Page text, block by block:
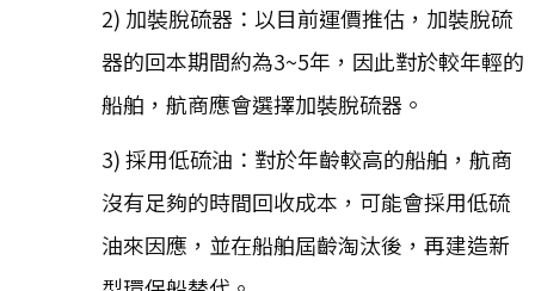
2) 加裝脫硫器：以目前運價推估，加裝脫硫
器的回本期間約為3~5年，因此對於較年輕的
船舶，航商應會選擇加裝脫硫器。
3) 採用低硫油：對於年齡較高的船舶，航商
沒有足夠的時間回收成本，可能會採用低硫
油來因應，並在船舶屆齡淘汰後，再建造新